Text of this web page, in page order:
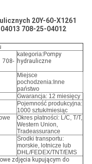
20Y-60-X1261
708-25-04012
708-
kategoria:Pompy
hydrauliczne
Miejsce
pochodzenia:Inne
państwo
Gwarancja: 12 miesięcy
Pojemność produkcyjna:
1000 sztuk/miesiąc
Okres płatności: L/C, T/T,
Western Union,
Tradeassurance
Środki transportu:
morskie, lotnicze lub
DHL/FEDEX/TNT/EMS
zdjęcia kupującym do